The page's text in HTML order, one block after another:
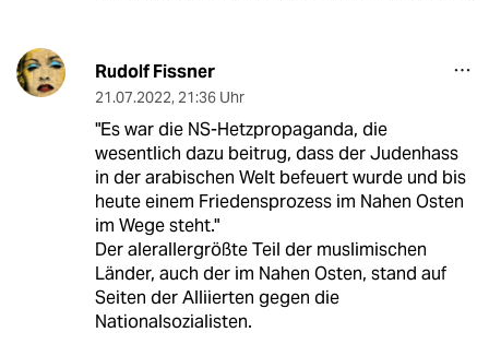
Rudolf Fissner
21.07.2022, 21:36 Uhr
"Es war die NS-Hetzpropaganda, die
wesentlich dazu beitrug, dass der Judenhass
in der arabischen Welt befeuert wurde und bis
heute einem Friedensprozess im Nahen Osten
im Wege steht."
Der alerallergrößte Teil der muslimischen
Länder, auch der im Nahen Osten, stand auf
Seiten der Alliierten gegen die
Nationalsozialisten.